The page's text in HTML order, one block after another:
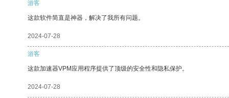
游客
这款软件简直是神器，解决了我所有问题。
2024-07-28
游客
这款加速器VPM应用程序提供了顶级的安全性和隐私保护。
2024-07-28